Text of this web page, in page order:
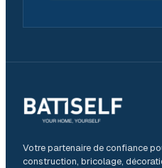
Votre partenaire de confiance
construction, bricolage,